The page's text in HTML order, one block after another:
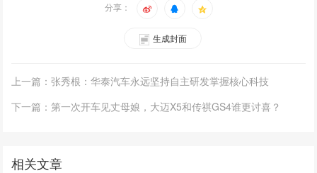
分享：
生成封面
上一篇：张秀根：华泰汽车永远坚持自主研发掌握核心科技
下一篇：第一次开车见丈母娘，大迈X5和传祺GS4谁更讨喜？
相关文章